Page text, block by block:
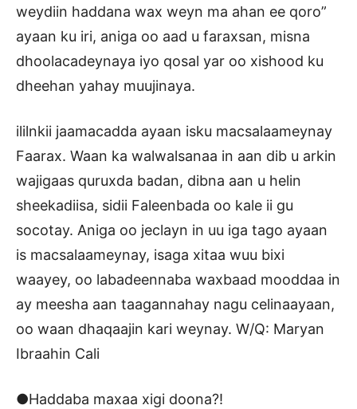
weydiin haddana wax weyn ma ahan ee qoro”
ayaan ku iri, aniga oo aad u faraxsan, misna
dhoolacadeynaya iyo qosal yar oo xishood ku
dheehan yahay muujinaya.
ililnkii jaamacadda ayaan isku macsalaameynay
Faarax. Waan ka walwalsanaa in aan dib u arkin
wajigaas quruxda badan, dibna aan u helin
sheekadiisa, sidii Faleenbada oo kale ii gu
socotay. Aniga oo jeclayn in uu iga tago ayaan
is macsalaameynay, isaga xitaa wuu bixi
waayey, oo labadeennaba waxbaad mooddaa in
ay meesha aan taagannahay nagu celinaayaan,
oo waan dhaqaajin kari weynay. W/Q: Maryan
Ibraahin Cali
●Haddaba maxaa xigi doona?!